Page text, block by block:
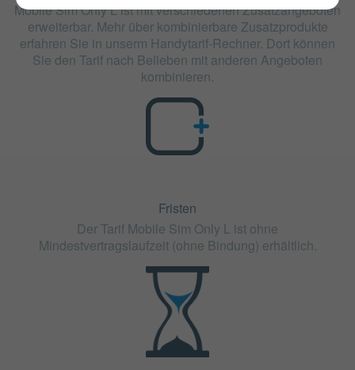
Mobile Sim Only L ist mit verschiedenen Zusatzangeboten
erweiterbar. Mehr über kombinierbare Zusatzprodukte
erfahren Sie in unserm Handytarif-Rechner. Dort können
Sie den Tarif nach Belieben mit anderen Angeboten
kombinieren.
Fristen
Der Tarif Mobile Sim Only L ist ohne
Mindestvertragslaufzeit (ohne Bindung) erhältlich.